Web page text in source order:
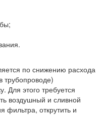
по снижению расхода
трубопроводе)
Для этого требуется
воздушный и сливной
фильтра, открутить и